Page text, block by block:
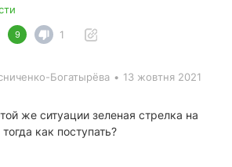
9 1
Богатырёва • 13 жовтня 2021
же ситуации зеленая стрелка на
как поступать?